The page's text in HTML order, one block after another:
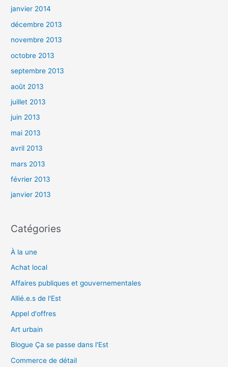
janvier 2014
décembre 2013
novembre 2013
octobre 2013
septembre 2013
août 2013
juillet 2013
juin 2013
mai 2013
avril 2013
mars 2013
février 2013
janvier 2013
Catégories
À la une
Achat local
Affaires publiques et gouvernementales
Allié.e.s de l'Est
Appel d'offres
Art urbain
Blogue Ça se passe dans l'Est
Commerce de détail